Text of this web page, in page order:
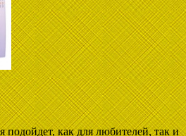
подойдет, как для любителей, так и